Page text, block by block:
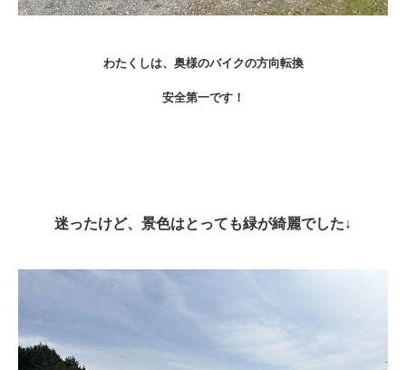
わたくしは、奥様のバイクの方向転換
安全第一です！
迷ったけど、景色はとっても緑が綺麗でした↓